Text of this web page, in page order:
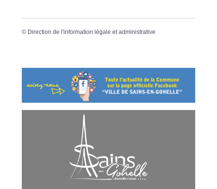
© Direction de l'information légale et administrative